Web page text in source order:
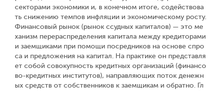
секторами экономики и, в конечном итоге, содействова
ть снижению темпов инфляции и экономическому росту.
Финансовый рынок (рынок ссудных капиталов) — это ме
ханизм перераспределения капитала между кредиторами
и заемщиками при помощи посредников на основе спро
са и предложения на капитал. На практике он представля
ет собой совокупность кредитных организаций (финансо
во-кредитных институтов), направляющих поток денежн
ых средств от собственников к заемщикам и обратно. Гл